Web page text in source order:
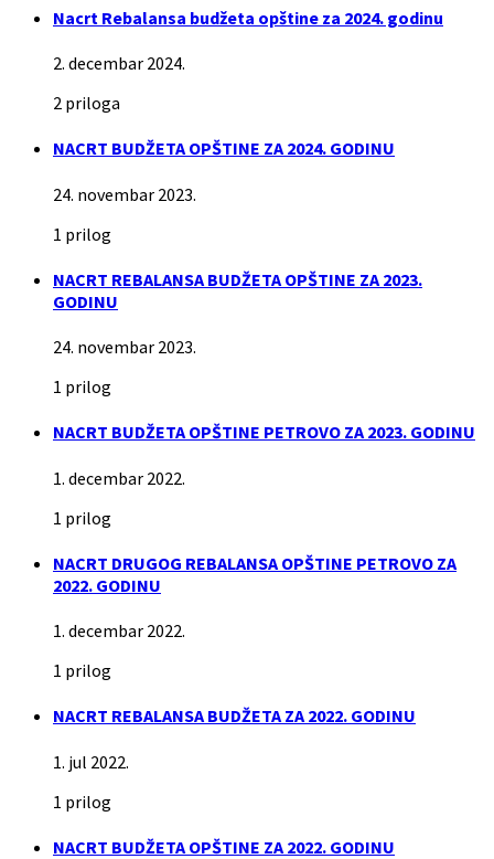
Nacrt Rebalansa budžeta opštine za 2024. godinu
2. decembar 2024.
2 priloga
NACRT BUDŽETA OPŠTINE ZA 2024. GODINU
24. novembar 2023.
1 prilog
NACRT REBALANSA BUDŽETA OPŠTINE ZA 2023.
GODINU
24. novembar 2023.
1 prilog
NACRT BUDŽETA OPŠTINE PETROVO ZA 2023. GODINU
1. decembar 2022.
1 prilog
NACRT DRUGOG REBALANSA OPŠTINE PETROVO ZA
2022. GODINU
1. decembar 2022.
1 prilog
NACRT REBALANSA BUDŽETA ZA 2022. GODINU
1. jul 2022.
1 prilog
NACRT BUDŽETA OPŠTINE ZA 2022. GODINU